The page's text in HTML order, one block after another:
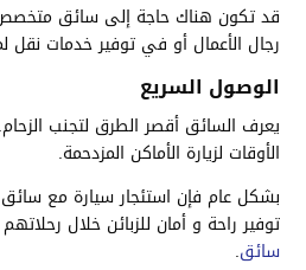
قد تكون هناك حاجة إلى سائق
رجال الأعمال أو في توفير خدمات نقل
الوصول السريع
يعرف السائق أقصر الطرق لتجنب
الأوقات لزيارة الأماكن المزدحمة.
بشكل عام فإن استئجار سيارة مع
توفير راحة و أمان للزبائن خلال
سائق.